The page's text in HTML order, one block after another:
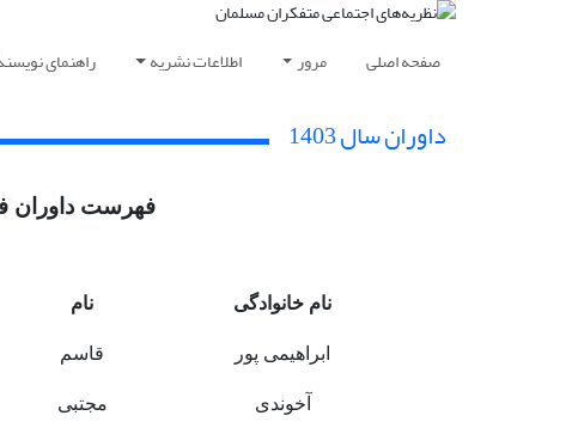
صفحه اصلی مرور اطلاعات نشریه راهنمای
داوران سال 1403
فهرست داوران
نام خانوادگی نام
ابراهیمی پور قاسم
آخوندی مجتبی